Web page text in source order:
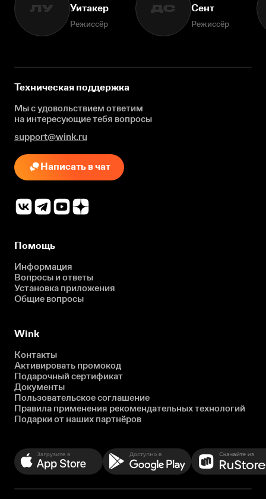
ЛУ
Уитакер
Режиссёр
ДС
Сент
Режиссёр
Техническая поддержка
Мы с удовольствием ответим
на интересующиетебя вопросы
support@wink.ru
Написать в чат
Помощь
Информация
Вопросы и ответы
Установка приложения
Общие вопросы
Wink
Контакты
Активировать промокод
Подарочный сертификат
Документы
Пользовательское соглашение
Правила применения рекомендательных технологий
Подарки от наших партнёров